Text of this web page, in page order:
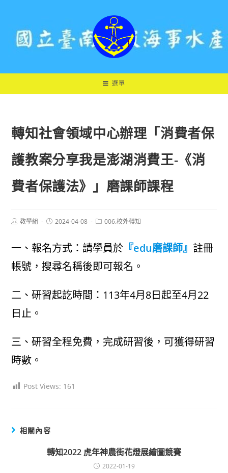
選單
轉知社會領域中心辦理「消費者保
護教案分享我是澎湖消費王-《消
費者保護法》」磨課師課程
Post教學組
Post2024-04-08
Post006.校外轉知
一、報名方式：請學員於 『edu磨課師』 註冊
帳號，搜尋名稱後即可報名。
二、研習起訖時間：113年4月8日起至4月22
日止。
三、研習全程免費，完成研習後，可獲得研習
時數。
Post Views: 161
相關內容
轉知2022 虎年神農街花燈展繪圖競賽
2022-01-19